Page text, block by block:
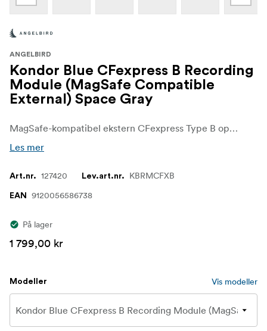
ANGELBIRD
Kondor Blue CFexpress B Recording
Module (MagSafe Compatible
External) Space Gray
MagSafe-kompatibel ekstern CFexpress Type B opptaksmodul for bruk med iPhone 15 Pro og iPhone 15 Pro Max CFexpress B-opptaksmodulen er et MagSafe-kompatibelt iPhone-tilbehør som enkelt kan festes på baksiden av iPhone 15 Pro eller iPhone 15 Pro Max for opptak og overføring av 4K ProRes 60fps-filer direkte til CFexpress Type B-medier.
Les mer
Art.nr. 127420 Lev.art.nr. KBRMCFXB
EAN 9120056586738
På lager
1 799,00 kr
Modeller Vis modeller